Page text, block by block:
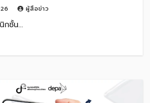
ผู้สื่อข่าว
กชั้น…